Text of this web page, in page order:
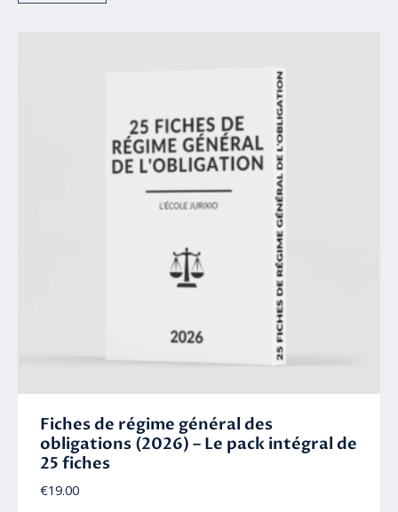
Protocoles cas pratique L3 droit prive
Réussir concours commissaire
Réussir l'ENG
Supers Packs de fiches
Fiches de régime général des
obligations (2026) – Le pack intégral de
25 fiches
€19.00